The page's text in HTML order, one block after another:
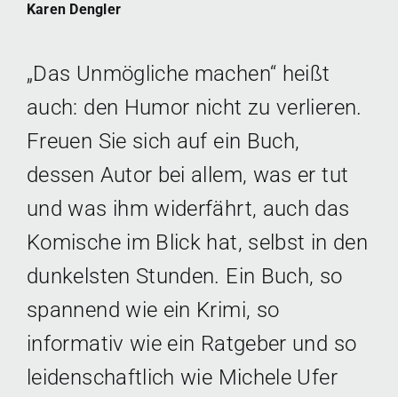
Karen Dengler
„Das Unmögliche machen“ heißt
auch: den Humor nicht zu verlieren.
Freuen Sie sich auf ein Buch,
dessen Autor bei allem, was er tut
und was ihm widerfährt, auch das
Komische im Blick hat, selbst in den
dunkelsten Stunden. Ein Buch, so
spannend wie ein Krimi, so
informativ wie ein Ratgeber und so
leidenschaftlich wie Michele Ufer